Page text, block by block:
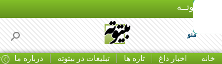
بـیتوتــه
منو
خانه اخبار داغ تازه ها تبلیغات در بیتوته درباره ما